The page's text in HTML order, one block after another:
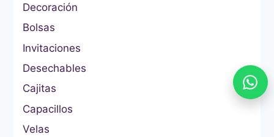
Decoración
Bolsas
Invitaciones
Desechables
Cajitas
Capacillos
Velas